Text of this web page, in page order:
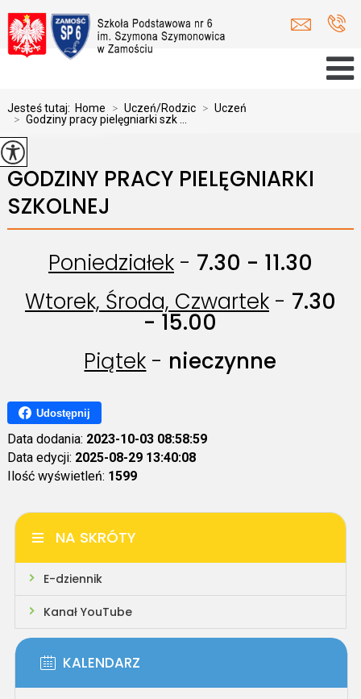
Jesteś tutaj: Home > Uczeń/Rodzic > Uczeń
> Godziny pracy pielęgniarki szk ...
GODZINY PRACY PIELĘGNIARKI
SZKOLNEJ
Poniedziałek- 7.30 - 11.30
Wtorek, Środa, Czwartek- 7.30
- 15.00
Piątek - nieczynne
Udostępnij
Data dodania: 2023-10-03 08:58:59
Data edycji: 2025-08-29 13:40:08
Ilość wyświetleń: 1599
NA SKRÓTY
E-dziennik
Kanał YouTube
KALENDARZ